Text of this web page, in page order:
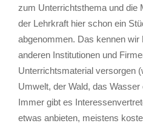
zum Unterrichtsthema und die
der Lehrkraft hier schon ein
abgenommen. Das kennen
anderen Institutionen und
Unterrichtsmaterial versorgen
Umwelt, der Wald, das
Immer gibt es
etwas anbieten, meistens